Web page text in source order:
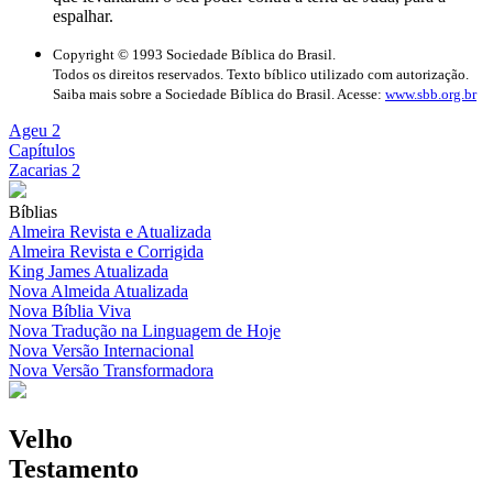
espalhar.
Copyright © 1993 Sociedade Bíblica do Brasil.
Todos os direitos reservados. Texto bíblico utilizado com autorização.
Saiba mais sobre a Sociedade Bíblica do Brasil. Acesse: www.sbb.org.br
Ageu 2
Capítulos
Zacarias 2
Bíblias
Almeira Revista e Atualizada
Almeira Revista e Corrigida
King James Atualizada
Nova Almeida Atualizada
Nova Bíblia Viva
Nova Tradução na Linguagem de Hoje
Nova Versão Internacional
Nova Versão Transformadora
Velho
Testamento